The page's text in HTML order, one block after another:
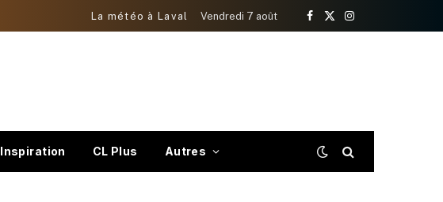
La météo à Laval Vendredi 7 août
Facebook
X
Instagram
Inspiration CL Plus Autres